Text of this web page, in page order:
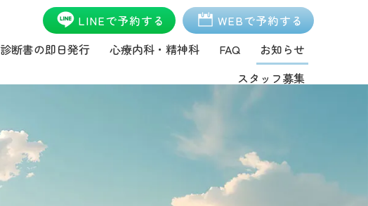
LINEで予約する
WEBで予約する
診断書の即日発行 心療内科・精神科 FAQ
お知らせ
スタッフ募集